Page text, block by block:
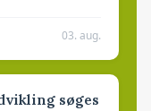
03. aug.
søges